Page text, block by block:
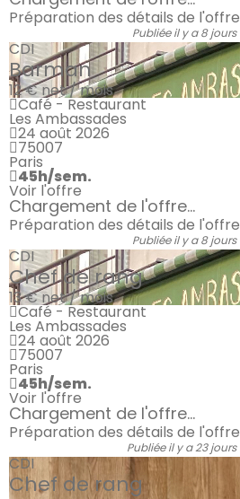
Préparation des détails de l'offre
Publiée il y a 8 jours
CDI
Barman
12 €net / mois
Café - Restaurant
Les Ambassades
24 août 2026
75007
Paris
45h/sem.
Voir l'offre
Chargement de l'offre...
Préparation des détails de l'offre
Publiée il y a 8 jours
CDI
Chef de rang
13 €net / mois
Café - Restaurant
Les Ambassades
24 août 2026
75007
Paris
45h/sem.
Voir l'offre
Chargement de l'offre...
Préparation des détails de l'offre
Publiée il y a 23 jours
CDI
Chef de rang